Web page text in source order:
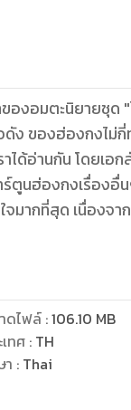
องอมตะนิยายชุด
ง ของฮ่องกงไม่กี่
ได้อ่านกัน โดยเ
ร์ตูนฮ่องกงเรื่อง
มากที่สุด เนื่องจ
เดิมมาก ดังนั้นจึ
ดไฟล์:106.10 MB
เทศ : TH
า : Thai